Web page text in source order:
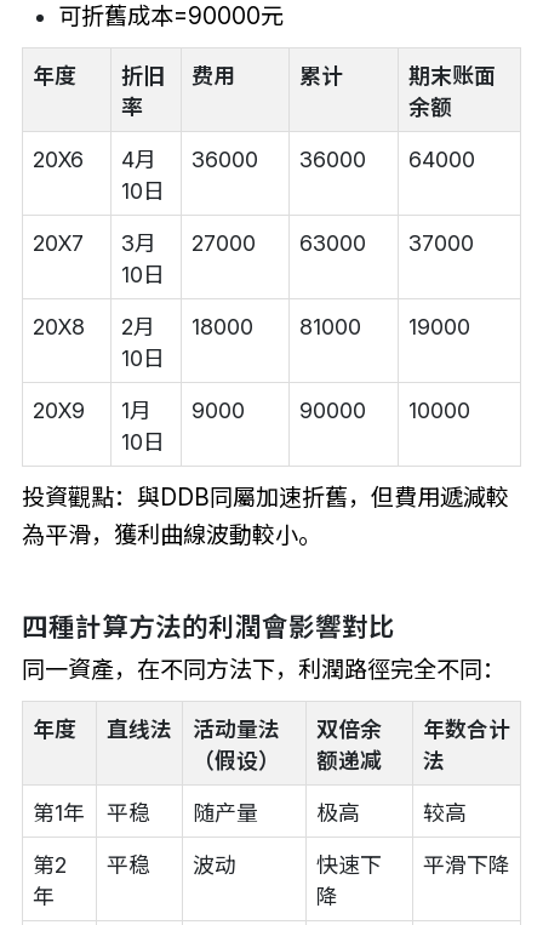
可折舊成本=90000元
年度
折旧
率
费用 累计
期末账面
余额
20X6
4月
10日
36000 36000 64000
20X7
3月
10日
27000 63000 37000
20X8
2月
10日
18000 81000 19000
20X9
1月
10日
9000 90000 10000
投資觀點：與DDB同屬加速折舊，但費用遞減較
為平滑，獲利曲線波動較小。
四種計算方法的利潤會影響對比
同一資產，在不同方法下，利潤路徑完全不同：
年度 直线法
活动量法
（假设）
双倍余
额递减
年数合计
法
第1年 平稳 随产量 极高 较高
第2
年
平稳 波动
快速下
降
平滑下降